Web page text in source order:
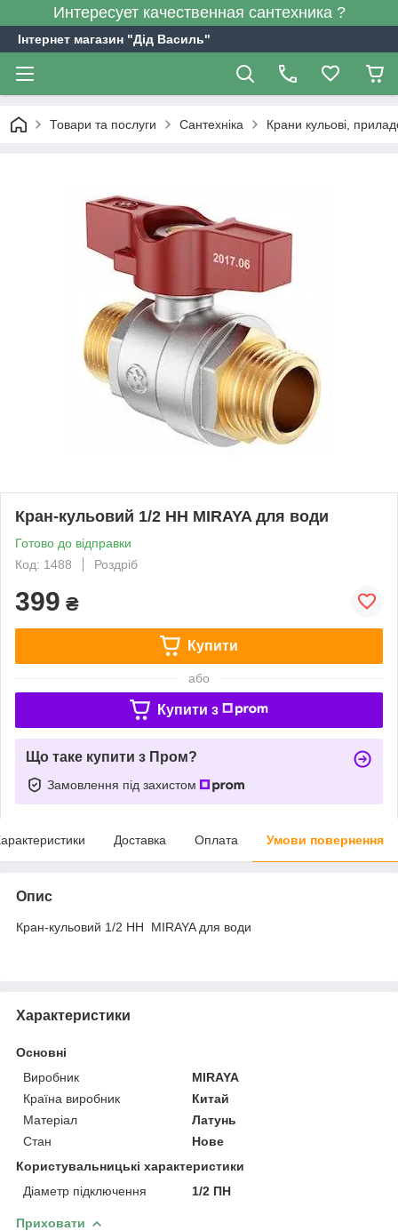
Интересует качественная сантехника ?
Інтернет магазин "Дід Василь"
Товари та послуги Сантехніка Крани кульові,
Кран-кульовий 1/2 НН MIRAYA для води
Готово до відправки
Код: 1488
Роздріб
399 ₴
Купити
або
Купити з
Що таке купити з Пром?
Замовлення під захистом
Доставка Оплата Умови повернення
Опис
Кран-кульовий 1/2 НН MIRAYA для води
Характеристики
Основні
Виробник
MIRAYA
Країна виробник
Китай
Матеріал
Латунь
Стан
Нове
Користувальницькі характеристики
Діаметр підключення
1/2 ПН
Приховати